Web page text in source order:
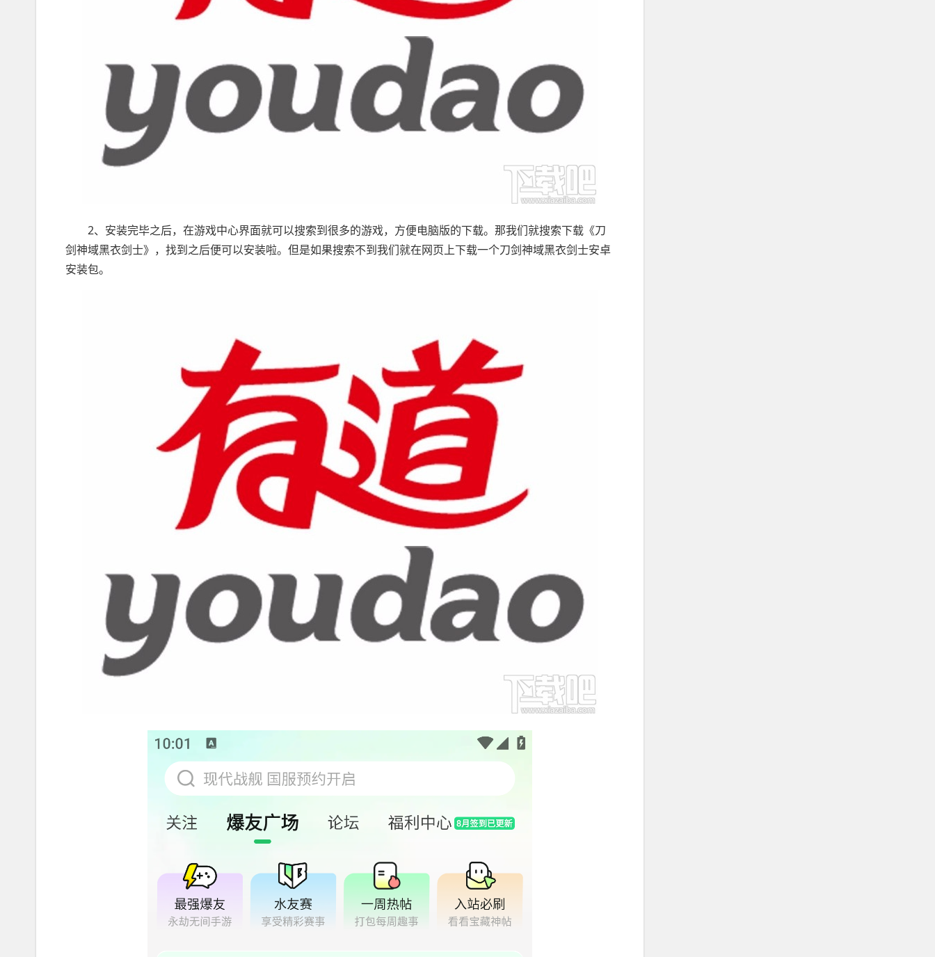
2、安装完毕之后，在游戏中心界面就可以搜索到很多的游戏，方便电脑版的下载。那我们就搜索下载《刀
剑神域黑衣剑士》，找到之后便可以安装啦。但是如果搜索不到我们就在网页上下载一个刀剑神域黑衣剑士安卓
安装包。